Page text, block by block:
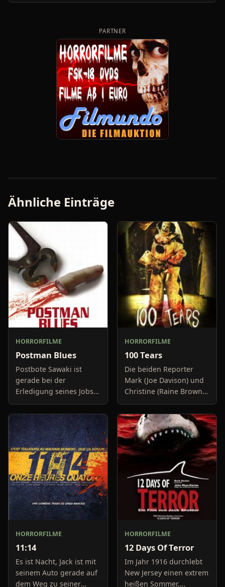
PARTNER
Ähnliche Einträge
HORRORFILME
Postman Blues
Postbote Sawaki ist
gerade bei der
Erledigung seines Jobs.
Völlig unmotiviert
streicht er durch die
Landen, bis er auf einen
alten Schulfreund trifft.
Sein Le
HORRORFILME
100 Tears
Die beiden Reporter
Mark (Joe Davison) und
Christine (Raine Brown)
haben keine Lust mehr
auf belanglose
Boulevard-Meldungen
und befassen sich
neuerdings mit Se
HORRORFILME
11:14
Es ist Nacht, Jack ist mit
seinem Auto gerade auf
dem Weg zu seiner
HORRORFILME
12 Days Of Terror
Im Jahr 1916 durchlebt
New Jersey einen extrem
heißen Sommer,